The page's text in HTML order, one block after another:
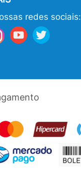
redes sociais: